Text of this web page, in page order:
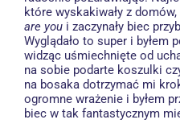
które wyskakiwały z domów,
are you i zaczynały biec
Wyglądało to super i byłem
widząc uśmiechnięte od
na sobie podarte koszulki
na bosaka dotrzymać mi
ogromne wrażenie i byłem
biec w tak fantastycznym